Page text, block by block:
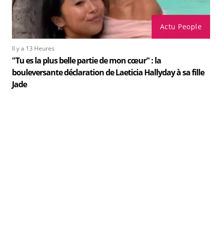
Actu People
Il y a 13 Heures
"Tu es la plus belle partie de mon cœur" : la
bouleversante déclaration de Laeticia Hallyday à sa fille
Jade